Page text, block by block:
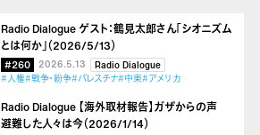
Radio Dialogue ゲスト：鶴見太郎さん「シオニズム
とは何か」（2026/5/13）
#260 2026.5.13
Radio Dialogue
#人権#戦争・紛争#パレスチナ#中東#アメリカ
Radio Dialogue 【海外取材報告】ガザからの声
避難した人々は今（2026/1/14）